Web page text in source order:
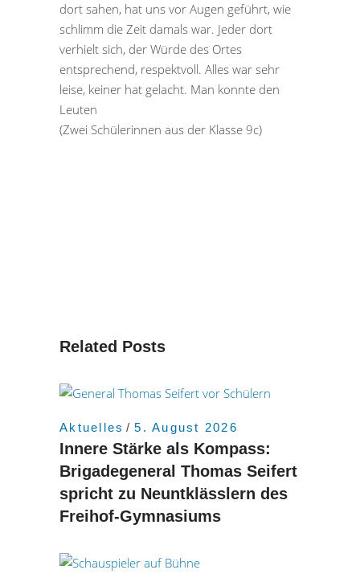
dort sahen, hat uns vor Augen geführt, wie
schlimm die Zeit damals war. Jeder dort
verhielt sich, der Würde des Ortes
entsprechend, respektvoll. Alles war sehr
leise, keiner hat gelacht. Man konnte den
Leuten
(Zwei Schülerinnen aus der Klasse 9c)
Related Posts
Aktuelles 5. August 2026
Innere Stärke als Kompass:
Brigadegeneral Thomas Seifert
spricht zu Neuntklässlern des
Freihof-Gymnasiums